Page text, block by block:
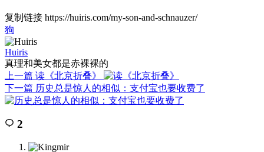
复制链接 https://huiris.com/my-son-and-schnauzer/
狗
Huiris
真理和美女都是赤裸裸的
上一篇 读《北京折叠》
下一篇 历史总是惊人的相似：支付宝也要收费了
2